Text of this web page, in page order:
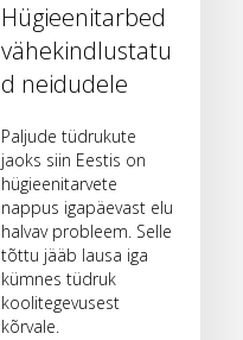
Hügieenitarbed
vähekindlustatu
d neidudele
Paljude tüdrukute
jaoks siin Eestis on
hügieenitarvete
nappus igapäevast elu
halvav probleem. Selle
tõttu jääb lausa iga
kümnes tüdruk
koolitegevusest
kõrvale.